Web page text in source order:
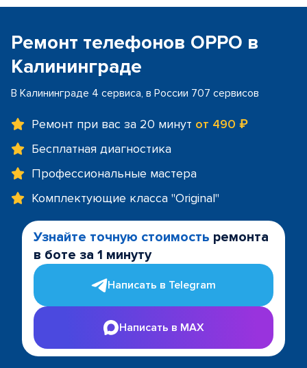
Ремонт телефонов OPPO в
Калининграде
В Калининграде 4 сервиса, в России 707 сервисов
Ремонт при вас за 20 минут от 490 ₽
Бесплатная диагностика
Профессиональные мастера
Комплектующие класса "Original"
Узнайте точную стоимость ремонта
в боте за 1 минуту
Написать в Telegram
Написать в MAX